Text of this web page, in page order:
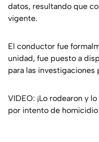
datos, resultando que
vigente.
El conductor fue
unidad, fue puesto a
para las investigaciones
VIDEO: ¡Lo rodearon y
por intento de homicidio